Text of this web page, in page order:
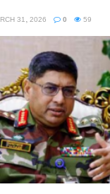
31, 2026 0 59